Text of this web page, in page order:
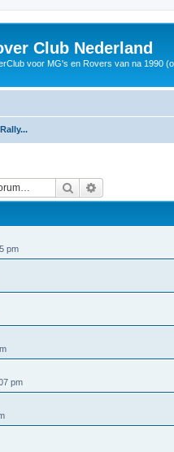
Club Nederland
voor MG's en Rovers van na 1990
Zoek
pm
pm